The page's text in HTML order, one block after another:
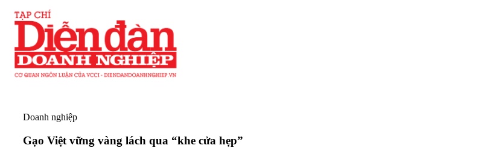
Doanh nghiệp
Gạo Việt vững vàng lách qua “khe cửa hẹp”